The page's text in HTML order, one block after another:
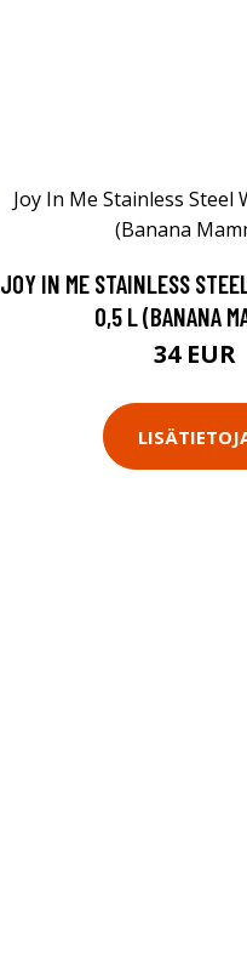
JOY IN ME STAINLESS
0,5 L (BANANA
34 EUR